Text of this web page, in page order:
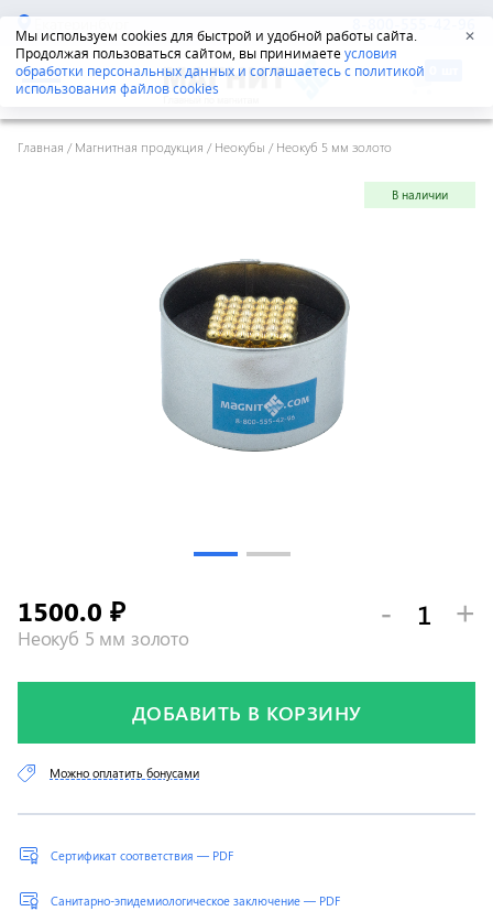
Мы используем cookies для быстрой и удобной работы сайта.
Продолжая пользоваться сайтом, вы принимаетеусловия
обработки персональных данных и соглашаетесь с политикой
использования файлов cookies
✕
Екатеринбург 8-800-555-42-96
Главная /Магнитная продукция /Неокубы /Неокуб 5 мм золото
В наличии
Неокуб 5 мм золото
1500.0 ₽ - +
ДОБАВИТЬ В КОРЗИНУ
Сертификат соответствия — PDF
Санитарно-эпидемиологическое заключение — PDF
Можно оплатить бонусами